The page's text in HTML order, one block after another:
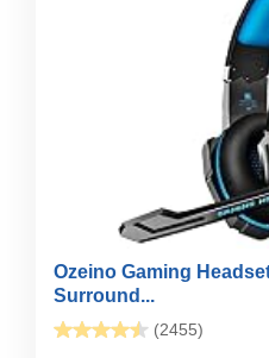
Ozeino Gaming
Surround...
(2455)